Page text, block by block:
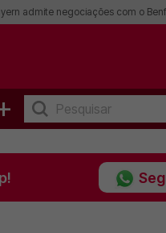
admite negociações com o